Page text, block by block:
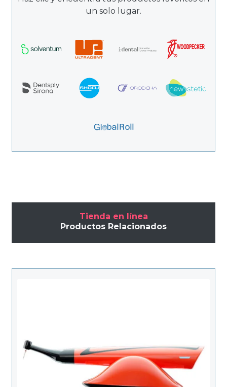
un solo lugar.
Tienda en línea
Productos Relacionados